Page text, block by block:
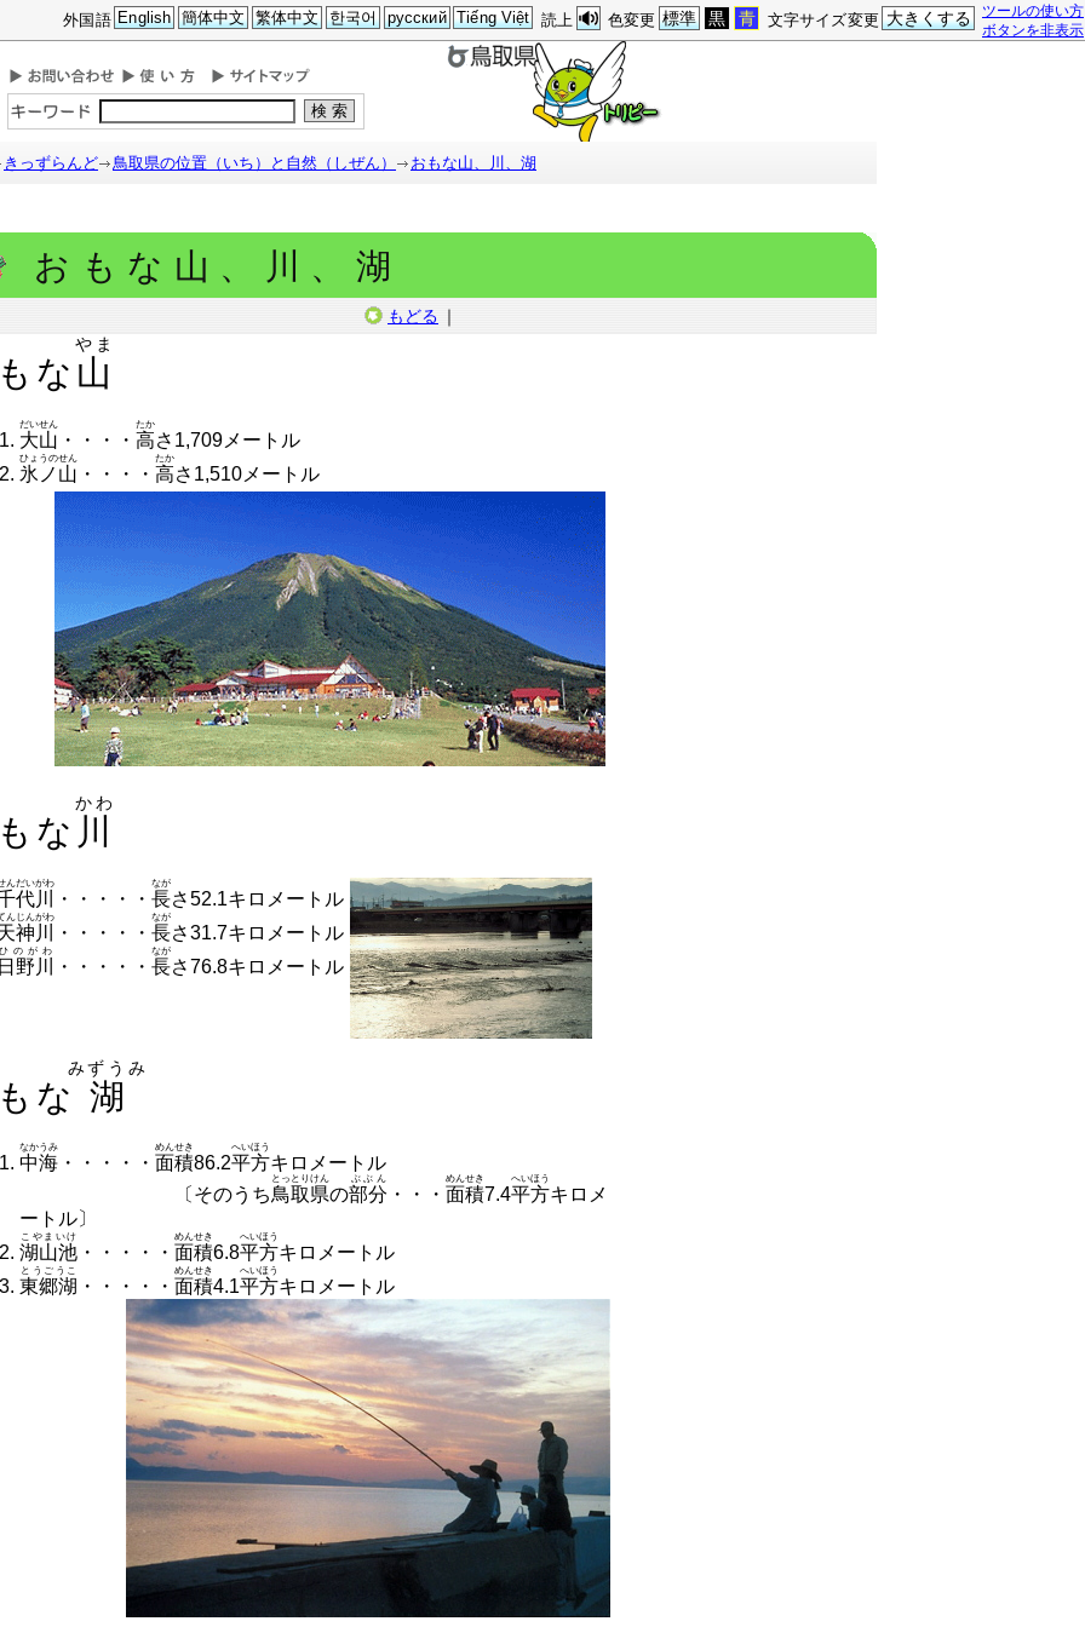
ツールの使い方
ボタンを非表示
文字サイズ変更 大きくする
色変更 標準 黒 青
読上
外国語 English 簡体中文 繁体中文 한국어 русский Tiếng Việt
検索
きっずらんど 鳥取県の位置 （いち） と自然 （しぜん） おもな山、川、湖
おもな山、川、湖
もどる ｜
な 山
やま
大山
だいせん
・・・・高
たか
さ1,709メートル
氷ノ山
ひょうのせん
・・・・高
たか
さ1,510メートル
な 川
かわ
代川
んだいがわ
・・・・・長
なが
さ52.1キロメートル
神川
んじんがわ
・・・・・長
なが
さ31.7キロメートル
野川
ひのがわ
・・・・・長
なが
さ76.8キロメートル
な 湖
みずうみ
中海
なかうみ
・・・・・面積
めんせき
86.2平方
へいほう
キロメートル
〔そのうち鳥取県
とっとりけん
の部分
ぶぶん
・・・面積
めんせき
7.4平方
へいほう
キロメ
ートル〕
湖山池
こやまいけ
・・・・・面積
めんせき
6.8平方
へいほう
キロメートル
東郷湖
とうごうこ
・・・・・面積
めんせき
4.1平方
へいほう
キロメートル